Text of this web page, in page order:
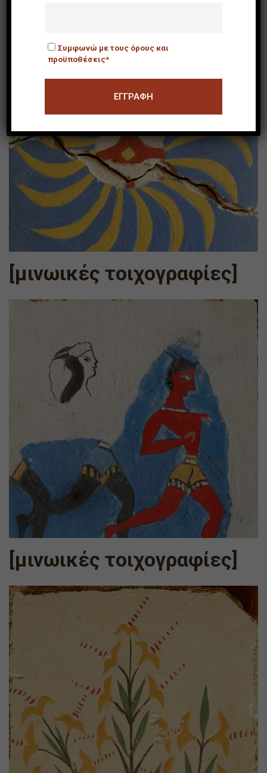
[μινωικές τοιχογραφίες]
[μινωικές τοιχογραφίες]
Συμφωνώ με τους όρους και
προϋποθέσεις*